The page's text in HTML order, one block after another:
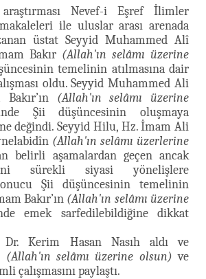
Nevef-i Eşref İlimler
makaleleri ile uluslar arası arenada
üstat Seyyid Muhammed Alî
Bakır (Allah'ın selâmı üzerine
temelinin atılmasına dair
oldu. Seyyid Muhammed Ali
(Allah'ın selâmı üzerine
Şii düşüncesinin oluşmaya
değindi. Seyyid Hilu, Hz. İmam Ali
(Allah'ın selâmı üzerlerine
belirli aşamalardan geçen ancak
sürekli siyasi yönelişlere
Şii düşüncesinin temelinin
Bakır’ın (Allah'ın selâmı üzerine
emek sarfedilebildiğine dikkat
Dr. Kerim Hasan Nasıh aldı ve
(Allah'ın selâmı üzerine olsun) ve
çalışmasını paylaştı.